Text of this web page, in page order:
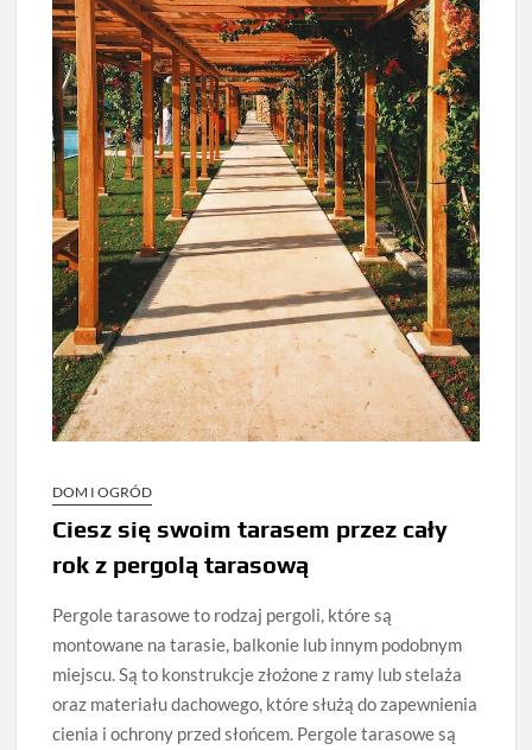
DOM I OGRÓD
Ciesz się swoim tarasem przez cały
rok z pergolą tarasową
Pergole tarasowe to rodzaj pergoli, które są
montowane na tarasie, balkonie lub innym podobnym
miejscu. Są to konstrukcje złożone z ramy lub stelaża
oraz materiału dachowego, które służą do zapewnienia
cienia i ochrony przed słońcem. Pergole tarasowe są